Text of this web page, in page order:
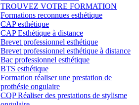
TROUVEZ VOTRE FORMATION
Formations reconnues esthétique
CAP esthétique
CAP Esthétique à distance
Brevet professionnel esthétique
Brevet professionnel esthétique à distance
Bac professionnel esthétique
BTS esthétique
Formation réaliser une prestation de
prothésie ongulaire
CQP Réaliser des prestations de stylisme